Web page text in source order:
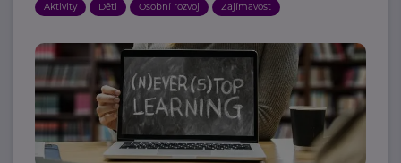
Aktivity Děti Osobní rozvoj Zajímavost